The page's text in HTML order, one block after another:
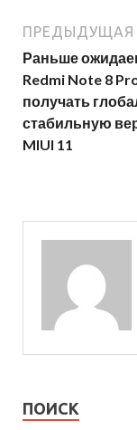
ПРЕДЫДУЩАЯ
Раньше
Redmi Note 8
получать
стабильную
MIUI 11
ПОИСК